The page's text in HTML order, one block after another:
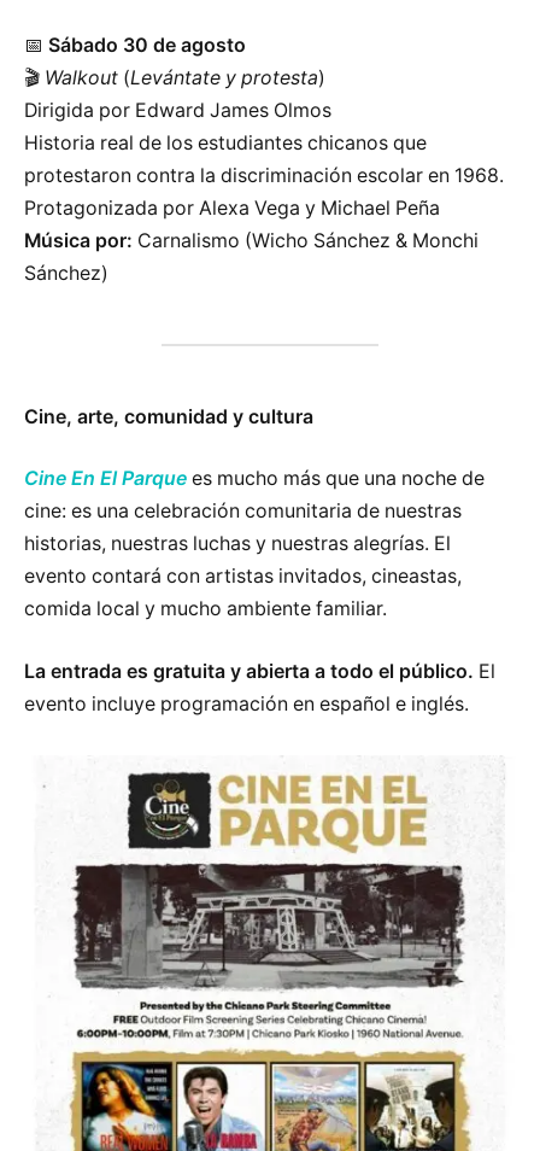
📅 Sábado 30 de agosto
🎬 Walkout (Levántate y protesta)
Dirigida por Edward James Olmos
Historia real de los estudiantes chicanos que
protestaron contra la discriminación escolar en 1968.
Protagonizada por Alexa Vega y Michael Peña
Música por: Carnalismo (Wicho Sánchez & Monchi
Sánchez)
Cine, arte, comunidad y cultura
Cine En El Parque es mucho más que una noche de
cine: es una celebración comunitaria de nuestras
historias, nuestras luchas y nuestras alegrías. El
evento contará con artistas invitados, cineastas,
comida local y mucho ambiente familiar.
La entrada es gratuita y abierta a todo el público. El
evento incluye programación en español e inglés.